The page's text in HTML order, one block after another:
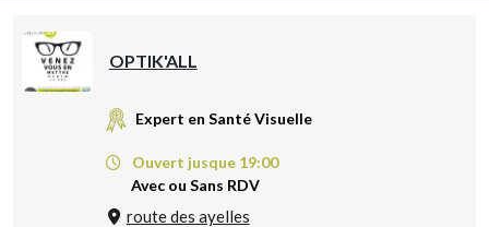
OPTIK'ALL
Expert en Santé Visuelle
Ouvert jusque 19:00
Avec ou Sans RDV
route des ayelles